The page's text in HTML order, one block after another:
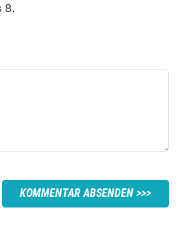
8.
KOMMENTAR ABSENDEN